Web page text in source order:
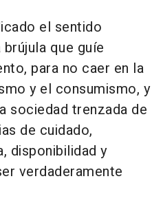
el sentido
que guíe
para no caer en la
y el consumismo, y
sociedad trenzada de
de cuidado,
disponibilidad y
verdaderamente